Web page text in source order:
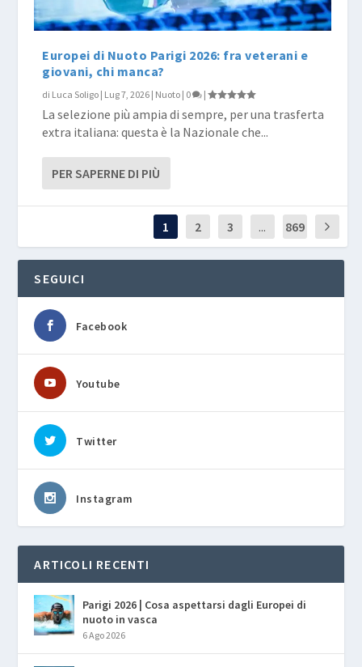
Europei di Nuoto Parigi 2026: fra veterani e
giovani, chi manca?
di Luca Soligo | Lug 7, 2026 | Nuoto | 0 |
La selezione più ampia di sempre, per una trasferta
extra italiana: questa è la Nazionale che...
PER SAPERNE DI PIÙ
1 2 3 ... 869
SEGUICI
Facebook
Youtube
Twitter
Instagram
ARTICOLI RECENTI
Parigi 2026 | Cosa aspettarsi dagli Europei di
nuoto in vasca
6 Ago 2026